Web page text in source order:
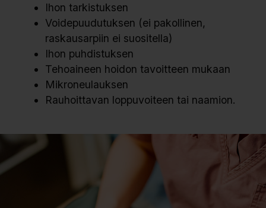
Ihon tarkistuksen
Voidepuudutuksen (ei pakollinen,
raskausarpiin ei suositella)
Ihon puhdistuksen
Tehoaineen hoidon tavoitteen mukaan
Mikroneulauksen
Rauhoittavan loppuvoiteen tai naamion.